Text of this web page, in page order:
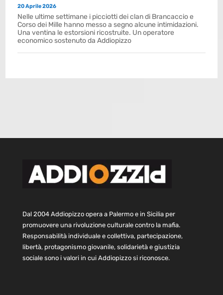
20 Aprile 2026
Nelle ultime settimane i picciotti dei clan di Brancaccio e
Corso dei Mille hanno messo a segno alcune intimidazioni.
Una ventina le estorsioni ricostruite. Un operatore
economico sostenuto da Addiopizzo
Dal 2004 Addiopizzo opera a Palermo e in Sicilia per
promuovere una rivoluzione culturale contro la mafia.
Responsabilità individuale e collettiva, partecipazione,
libertà, protagonismo giovanile, solidarietà e giustizia
sociale sono i valori in cui Addiopizzo si riconosce.